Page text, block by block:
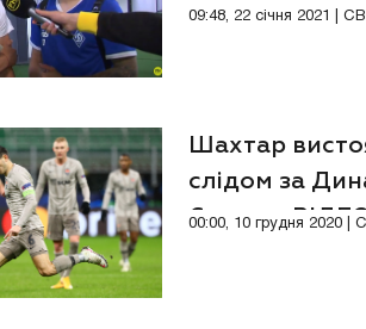
09:48, 22 січня 2021 |
Шахтар
слідом за
Європи.
00:00, 10 грудня 2020